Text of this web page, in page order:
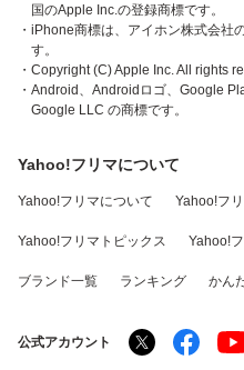
国のApple Inc.の登録商標です。
・iPhone商標は、アイホン株式会社
す。
・Copyright (C) Apple Inc. All rights
・Android、Androidロゴ、Google
Google LLC の商標です。
Yahoo!フリマについて
Yahoo!フリマについて Yahoo!フ
Yahoo!フリマトピックス Yahoo!
ブランド一覧 ランキング かん
公式アカウント